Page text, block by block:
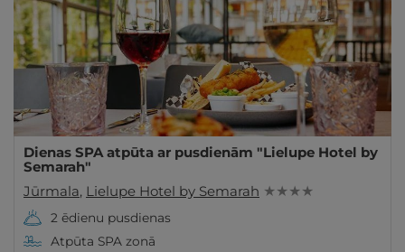
Dienas SPA atpūta ar pusdienām "Lielupe Hotel by
Semarah"
Jūrmala, Lielupe Hotel by Semarah ★ ★ ★ ★
2 ēdienu pusdienas
Atpūta SPA zonā